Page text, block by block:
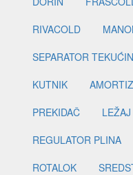
RIVACOLD
SEPARATOR
KUTNIK
PREKIDAČ
LEŽAJ
REGULATOR PLINA
ROTALOK